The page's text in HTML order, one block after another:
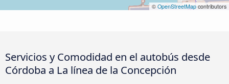
© OpenStreetMap contributors
Servicios y Comodidad en el autobús desde
Córdoba a La línea de la Concepción